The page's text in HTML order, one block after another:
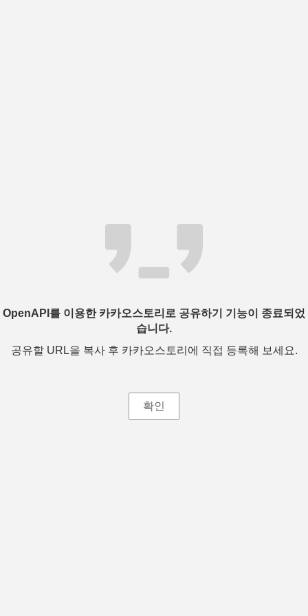
OpenAPI를 이용한 카카오스토리로 공유하기 기능이 종료되었
습니다.
공유할 URL을 복사 후 카카오스토리에 직접 등록해 보세요.
확인